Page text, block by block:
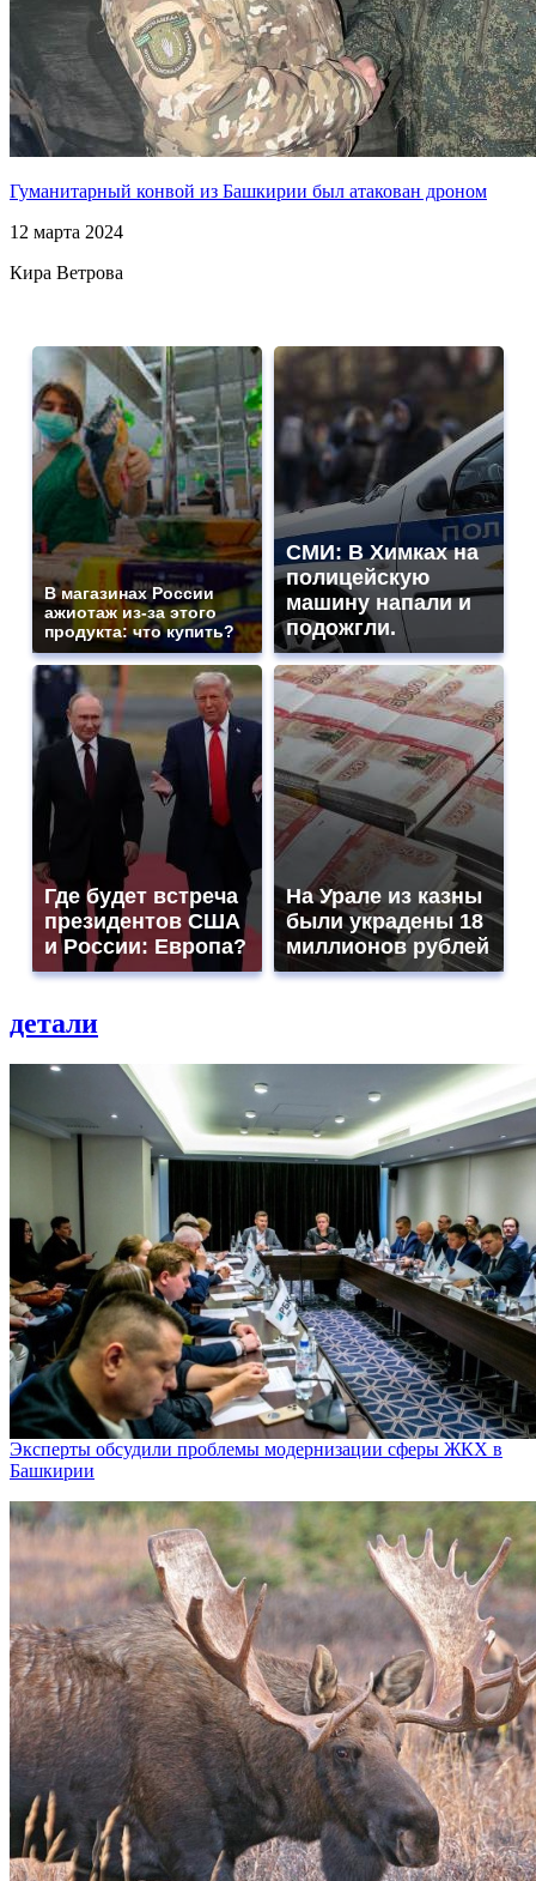
Гуманитарный конвой из Башкирии был атакован дроном
12 марта 2024
Кира Ветрова
В магазинах России
ажиотаж из-за этого
продукта: что купить?
СМИ: В Химках на
полицейскую
машину напали и
подожгли.
Где будет встреча
президентов США
и России: Европа?
На Урале из казны
были украдены 18
миллионов рублей
детали
Эксперты обсудили проблемы модернизации сферы ЖКХ в
Башкирии